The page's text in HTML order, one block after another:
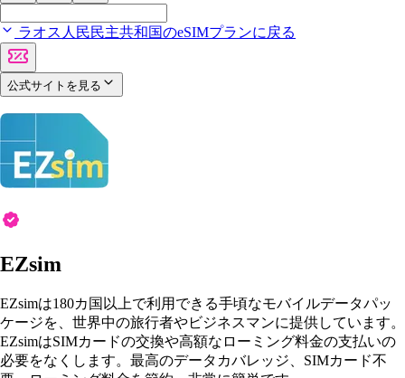
ラオス人民民主共和国のeSIMプランに戻る
公式サイトを見る
EZsim
EZsimは180カ国以上で利用できる手頃なモバイルデータパッ
ケージを、世界中の旅行者やビジネスマンに提供しています。
EZsimはSIMカードの交換や高額なローミング料金の支払いの
必要をなくします。最高のデータカバレッジ、SIMカード不